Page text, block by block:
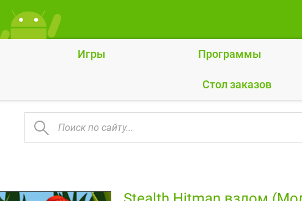
Игры Программы
Cтол заказов